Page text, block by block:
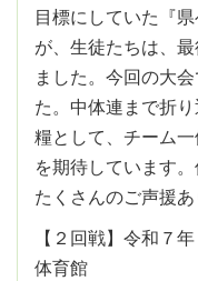
目標にしていた『
が、生徒たちは、
ました。今回の大
た。中体連まで折
糧として、チーム
を期待しています
たくさんのご声援あ
【２回戦】令和
体育館